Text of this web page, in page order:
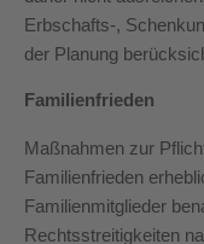
Erbschafts-,
der Planung
Familienfrieden
Maßnahmen zur
Familienfrieden
Familienmitglieder
Rechtsstreitigkeiten